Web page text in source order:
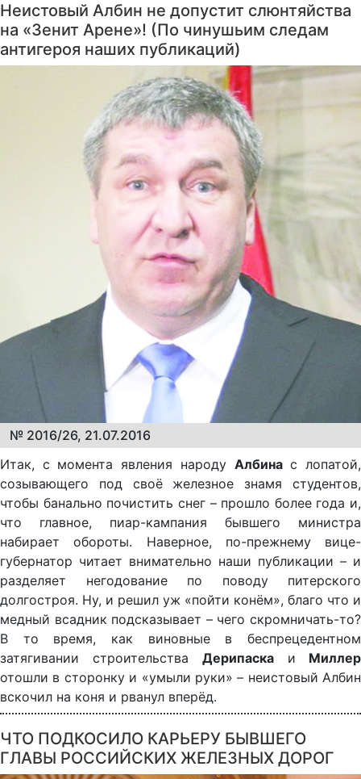
Неистовый Албин не допустит слюнтяйства
на «Зенит Арене»! (По чинушьим следам
антигероя наших публикаций)
№ 2016/26, 21.07.2016
Итак, с момента явления народу Албинас лопатой,
созывающего под своё железное знамя студентов,
чтобы банально почистить снег – прошло более года и,
что главное, пиар-кампания бывшего министра
набирает обороты. Наверное, по-прежнему вице-
губернатор читает внимательно наши публикации – и
разделяет негодование по поводу питерского
долгостроя. Ну, и решил уж «пойти конём», благо что и
медный всадник подсказывает – чего скромничать-то?
В то время, как виновные в беспрецедентном
затягивании строительства Дерипаска и Миллер
отошли в сторонку и «умыли руки» – неистовый Албин
вскочил на коня и рванул вперёд.
ЧТО ПОДКОСИЛО КАРЬЕРУ БЫВШЕГО
ГЛАВЫ РОССИЙСКИХ ЖЕЛЕЗНЫХ ДОРОГ